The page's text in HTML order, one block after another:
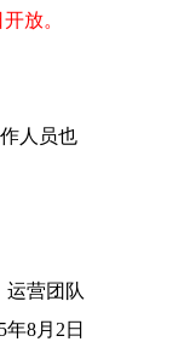
放。
人员也
运营团队
年8月2日